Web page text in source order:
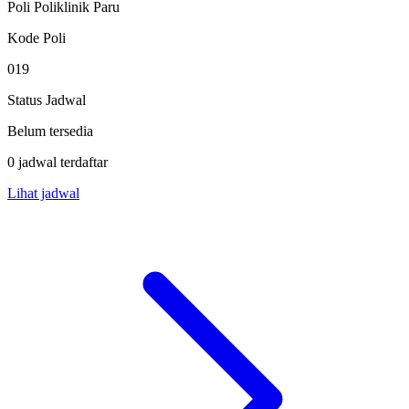
Poli Poliklinik Paru
Kode Poli
019
Status Jadwal
Belum tersedia
0 jadwal terdaftar
Lihat jadwal